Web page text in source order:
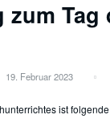
zum Tag
19. Februar 2023
ist